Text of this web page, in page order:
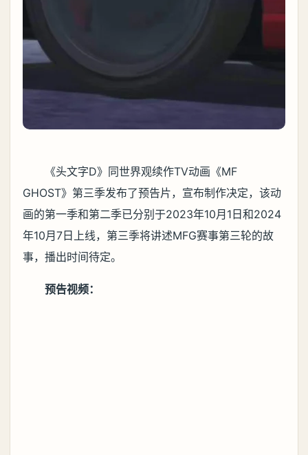
《头文字D》同世界观续作TV动画《MF
GHOST》第三季发布了预告片，宣布制作决定，该动
画的第一季和第二季已分别于2023年10月1日和2024
年10月7日上线，第三季将讲述MFG赛事第三轮的故
事，播出时间待定。
预告视频：